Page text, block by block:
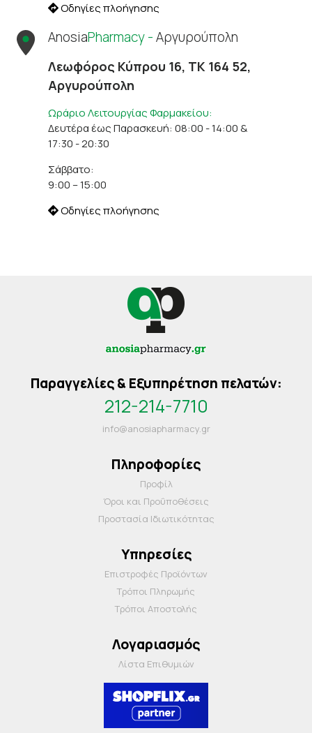
Οδηγίες πλοήγησης
AnosiaPharmacy -Αργυρούπολη
Λεωφόρος Κύπρου 16, ΤΚ 164 52,
Αργυρούπολη
Ωράριο Λειτουργίας Φαρμακείου:
Δευτέρα έως Παρασκευή: 08:00 - 14:00 &
17:30 - 20:30
Σάββατο:
9:00 – 15:00
Οδηγίες πλοήγησης
Παραγγελίες & Εξυπηρέτηση πελατών:
212-214-7710
info@anosiapharmacy.gr
Πληροφορίες
Προφίλ
Όροι και Προΰποθέσεις
Προστασία Ιδιωτικότητας
Υπηρεσίες
Επιστροφές Προϊόντων
Τρόποι Πληρωμής
Τρόποι Αποστολής
Λογαριασμός
Λίστα Επιθυμιών